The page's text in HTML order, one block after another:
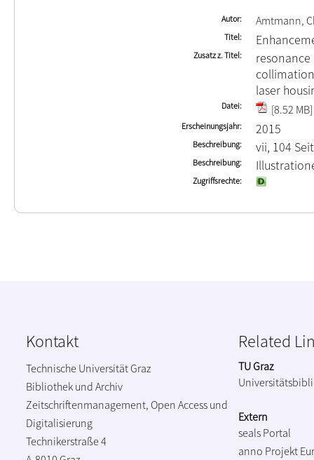
Autor Amtmann,
Titel
Zusatz z. Titel
laser
Datei [8.52 MB]
Erscheinungsjahr 2015
Beschreibung vii, 104
Beschreibung
Zugriffsrechte
Kontakt
Technische Universität Graz
Bibliothek und Archiv
Zeitschriftenmanagement, Open Access und
Digitalisierung
Technikerstraße 4
Related
TU Graz
Extern
seals Portal
anno Projekt